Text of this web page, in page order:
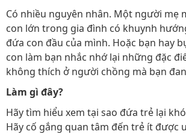
Có nhiều nguyên nhân. Một người mẹ
con lớn trong gia đình có khuynh
đứa con đầu của mình. Hoặc bạn hay
con làm bạn nhắc nhớ lại những đặc
không thích ở người chồng mà bạn
Làm gì đây?
Hãy tìm hiểu xem tại sao đứa trẻ lại
Hãy cố gắng quan tâm đến trẻ ít được